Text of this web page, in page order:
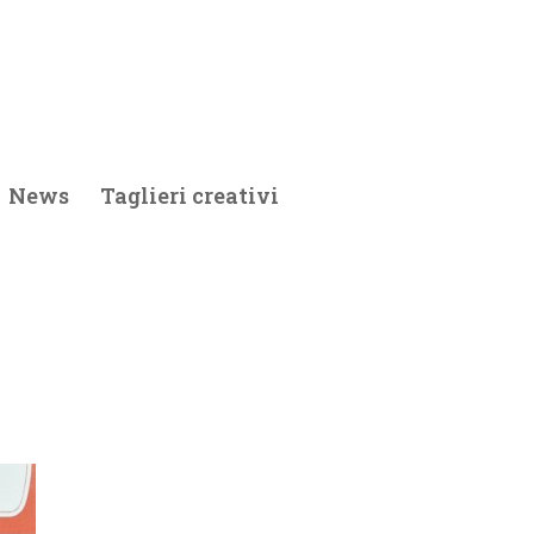
News Taglieri creativi